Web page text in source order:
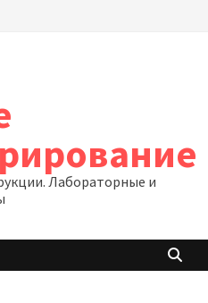
Лабораторные и